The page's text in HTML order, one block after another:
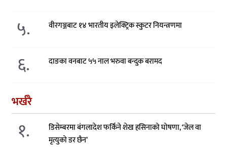
५. वीरगञ्जबाट १४ भारतीय इलेक्ट्रिक स्कुटर नियन्त्रणमा
६. दाङका वनबाट ५५ नाल भरुवा बन्दुक बरामद
भर्खरै
१.
डिसेम्बरमा बंगलादेश फर्किने शेख हसिनाको घोषणा, ‘जेल वा
मृत्युको डर छैन’